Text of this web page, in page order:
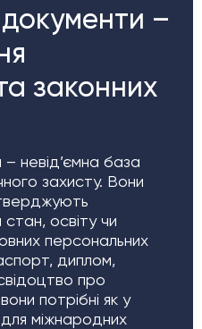
–
законних
невід’ємна база
захисту. Вони
освіту чи
персональних
диплом,
про
потрібні як у
міжнародних